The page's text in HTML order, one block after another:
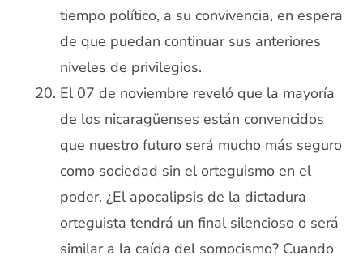
tiempo político, a su convivencia, en espera
de que puedan continuar sus anteriores
niveles de privilegios.
El 07 de noviembre reveló que la mayoría
de los nicaragüenses están convencidos
que nuestro futuro será mucho más seguro
como sociedad sin el orteguismo en el
poder. ¿El apocalipsis de la dictadura
orteguista tendrá un final silencioso o será
similar a la caída del somocismo? Cuando